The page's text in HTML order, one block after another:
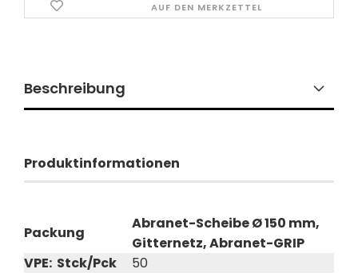
AUF DEN MERKZETTEL
Beschreibung
Produktinformationen
Packung
Abranet-Scheibe Ø 150 mm,
Gitternetz, Abranet-GRIP
VPE: Stck/Pck
50